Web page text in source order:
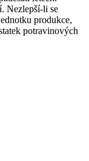
Nezlepší-li se
produkce,
potravinových